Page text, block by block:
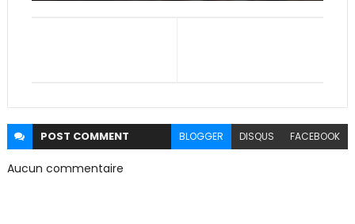
POST COMMENT BLOGGER DISQUS FACEBOOK
Aucun commentaire